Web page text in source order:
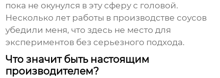
пока не окунулся в эту сферу с головой.
Несколько лет работы в производстве соусов
убедили меня, что здесь не место для
экспериментов без серьезного подхода.
Что значит быть настоящим
производителем?